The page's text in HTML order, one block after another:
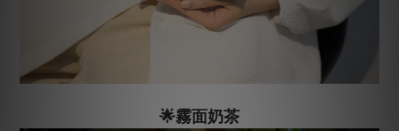
🌟霧面奶茶